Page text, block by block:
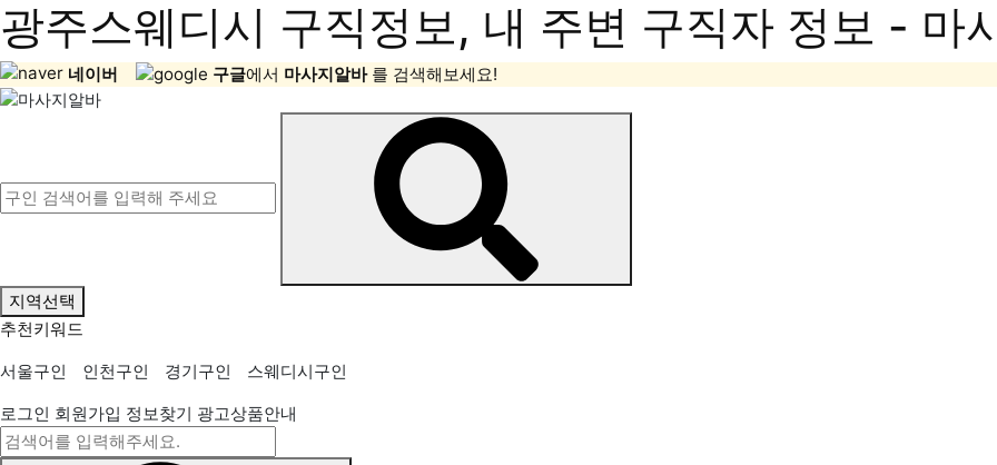
광주스웨디시 구직정보, 내 주변 구직자 정보 - 마
네이버 구글에서 마사지알바 를 검색해보세요!
지역선택
추천키워드
서울구인
인천구인 경기구인
스웨디시구인
로그인 회원가입 정보찾기 광고상품안내